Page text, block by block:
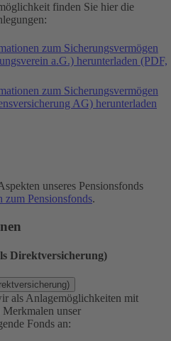
finden Sie hier die
zum Sicherungsvermögen
a.G.) herunterladen (PDF,
zum Sicherungsvermögen
AG) herunterladen
unseres Pensionsfonds
zum Pensionsfonds.
Direktversicherung)
als Anlagemöglichkeiten mit
unser
Fonds an: